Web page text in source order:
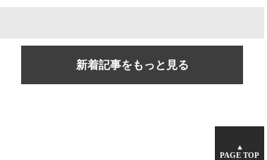
新着記事をもっと見る
▲
PAGE TOP